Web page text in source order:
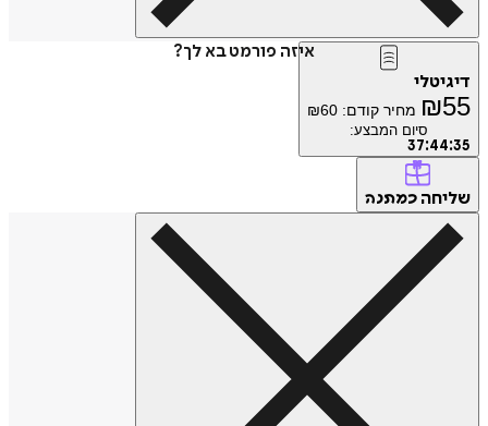
איזה פורמט בא לך?
₪ מחיר קודם: ₪60
סיום המבצע:
37:
כמתנה